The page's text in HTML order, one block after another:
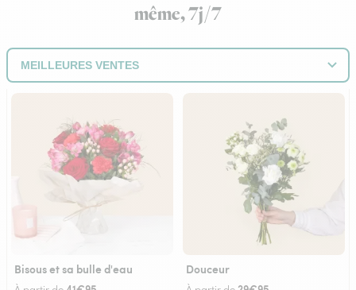
même, 7j/7
Bisous et sa bulle d'eau Douceur